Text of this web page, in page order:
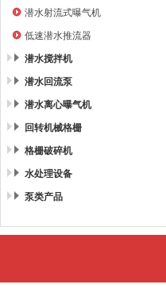
潜水射流式曝气机
低速潜水推流器
潜水搅拌机
潜水回流泵
潜水离心曝气机
回转机械格栅
格栅破碎机
水处理设备
泵类产品